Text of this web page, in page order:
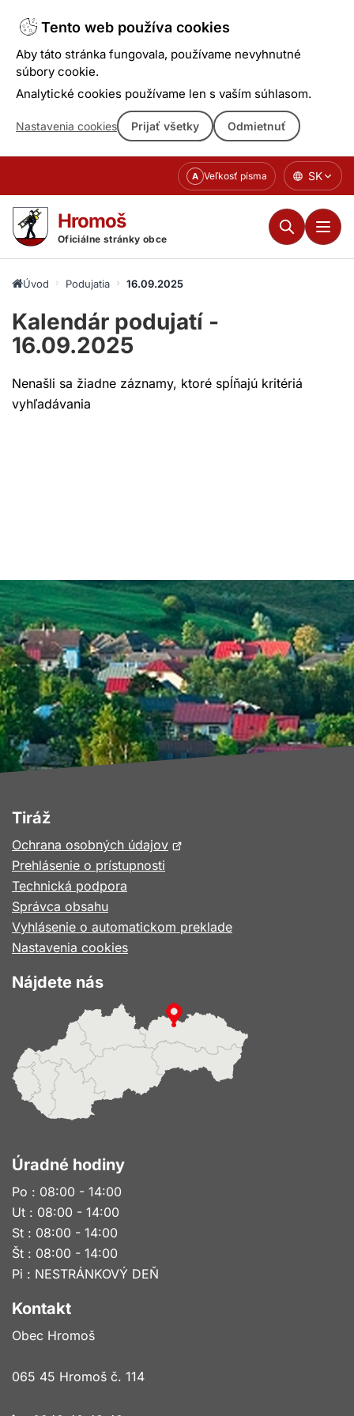
Tento web používa cookies
Aby táto stránka fungovala, používame nevyhnutné
súbory cookie.
Analytické cookies používame len s vaším súhlasom.
Nastavenia cookies Prijať všetky Odmietnuť
obsahu
A Veľkosť písma SK
Hromoš
Oficiálne stránky obce
Úvod Podujatia 16.09.2025
Kalendár podujatí -
16.09.2025
Nenašli sa žiadne záznamy, ktoré spĺňajú kritériá
vyhľadávania
Tiráž
Ochrana osobných údajovOtvorí
okne
Prehlásenie o prístupnosti
Technická podpora
Správca obsahu
Vyhlásenie o automatickom preklade
Nastavenia cookies
Nájdete nás
Úradné hodiny
Po : 08:00 - 14:00
Ut : 08:00 - 14:00
St : 08:00 - 14:00
Št : 08:00 - 14:00
Pi : NESTRÁNKOVÝ DEŇ
Kontakt
Obec Hromoš
065 45 Hromoš č. 114